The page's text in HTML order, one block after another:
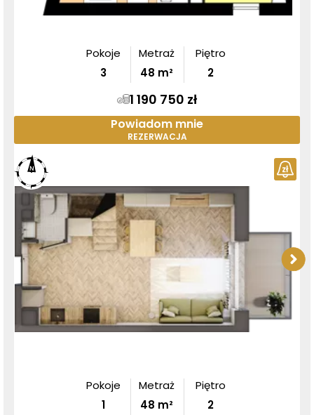
Pokoje
3
Metraż
48 m²
Piętro
2
1 190 750 zł
Powiadom mnie
REZERWACJA
Pokoje
1
Metraż
48 m²
Piętro
2